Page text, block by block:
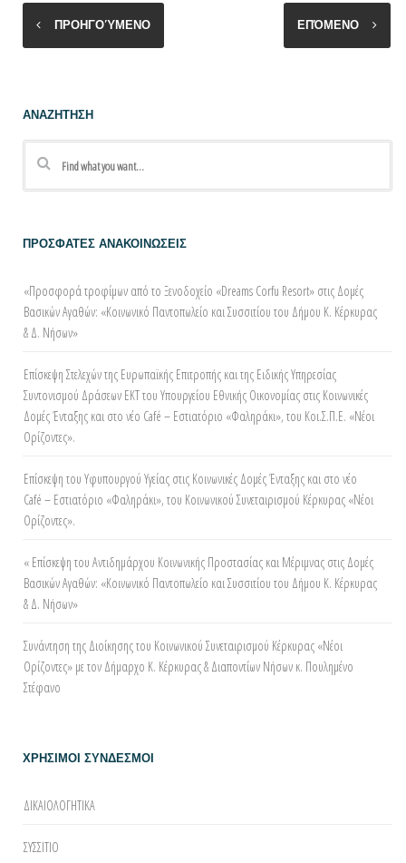
ΠΡΟΗΓΟΎΜΕΝΟ ΕΠΌΜΕΝΟ
ΑΝΑΖΗΤΗΣΗ
ΠΡΟΣΦΑΤΕΣ ΑΝΑΚΟΙΝΩΣΕΙΣ
«Προσφορά τροφίμων από τo Ξενοδοχείο «Dreams Corfu Resort» στις Δομές
Βασικών Αγαθών: «Κοινωνικό Παντοπωλείο και Συσσιτίου του Δήμου Κ. Κέρκυρας
& Δ. Νήσων»
Επίσκεψη Στελεχών της Ευρωπαϊκής Επιτροπής και της Ειδικής Υπηρεσίας
Συντονισμού Δράσεων ΕΚΤ του Υπουργείου Εθνικής Οικονομίας στις Κοινωνικές
Δομές Ένταξης και στο νέο Café – Εστιατόριο «Φαληράκι», του Κοι.Σ.Π.Ε. «Νέοι
Ορίζοντες».
Επίσκεψη του Υφυπουργού Υγείας στις Κοινωνικές Δομές Ένταξης και στο νέο
Café – Εστιατόριο «Φαληράκι», του Κοινωνικού Συνεταιρισμού Κέρκυρας «Νέοι
Ορίζοντες».
« Επίσκεψη του Αντιδημάρχου Κοινωνικής Προστασίας και Μέριμνας στις Δομές
Βασικών Αγαθών: «Κοινωνικό Παντοπωλείο και Συσσιτίου του Δήμου Κ. Κέρκυρας
& Δ. Νήσων»
Συνάντηση της Διοίκησης του Κοινωνικού Συνεταιρισμού Κέρκυρας «Νέοι
Ορίζοντες» με τον Δήμαρχο Κ. Κέρκυρας & Διαποντίων Νήσων κ. Πουλημένο
Στέφανο
ΧΡΗΣΙΜΟΙ ΣΥΝΔΕΣΜΟΙ
ΔΙΚΑΙΟΛΟΓΗΤΙΚΑ
ΣΥΣΣΙΤΙΟ